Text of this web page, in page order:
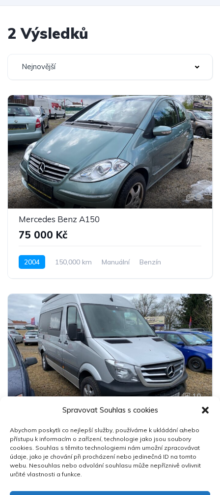
Spravovat Souhlas s cookies
Abychom poskytli co nejlepší služby, používáme k ukládání a/nebo
přístupu k informacím o zařízení, technologie jako jsou soubory
cookies. Souhlas s těmito technologiemi nám umožní zpracovávat
údaje, jako je chování při procházení nebo jedinečná ID na tomto
webu. Nesouhlas nebo odvolání souhlasu může nepříznivě ovlivnit
určité vlastnosti a funkce.
2 Výsledků
Nejnovější
9
Mercedes Benz A150
75 000 Kč
2004 150,000 km Manuální
Benzín
10
1 230 000 Kč
2014 106,400 km Manuální Nafta